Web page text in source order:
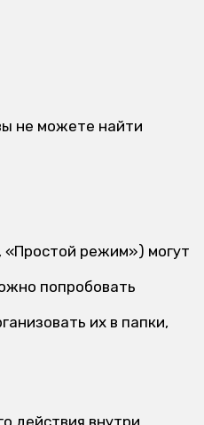
не можете найти
«Простой режим») могут
попробовать
их в папки,